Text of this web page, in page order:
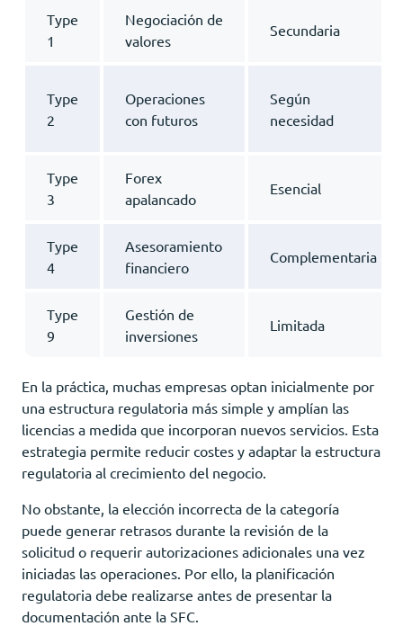
Type
1
Negociación de
valores
Secundaria
Type
2
Operaciones
con futuros
Según
necesidad
Type
3
Forex
apalancado
Esencial
Type
4
Asesoramiento
financiero
Complementaria
Type
9
Gestión de
inversiones
Limitada
En la práctica, muchas empresas optan inicialmente por
una estructura regulatoria más simple y amplían las
licencias a medida que incorporan nuevos servicios. Esta
estrategia permite reducir costes y adaptar la estructura
regulatoria al crecimiento del negocio.
No obstante, la elección incorrecta de la categoría
puede generar retrasos durante la revisión de la
solicitud o requerir autorizaciones adicionales una vez
iniciadas las operaciones. Por ello, la planificación
regulatoria debe realizarse antes de presentar la
documentación ante la SFC.